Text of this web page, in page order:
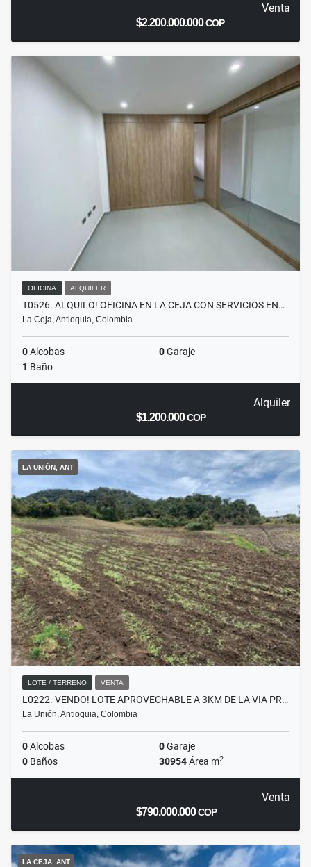
Venta
$2.200.000.000COP
OFICINA ALQUILER
T0526. ALQUILO! OFICINA EN LA CEJA CON SERVICIOS EN…
La Ceja, Antioquia, Colombia
0Alcobas 0Garaje
1 Baño
Alquiler
$1.200.000COP
LA UNIÓN, ANT
LOTE / TERRENO VENTA
L0222. VENDO! LOTE APROVECHABLE A 3KM DE LA VIA PR…
La Unión, Antioquia, Colombia
0Alcobas 0Garaje
0 Baños 30954Área m2
Venta
$790.000.000COP
LA CEJA, ANT